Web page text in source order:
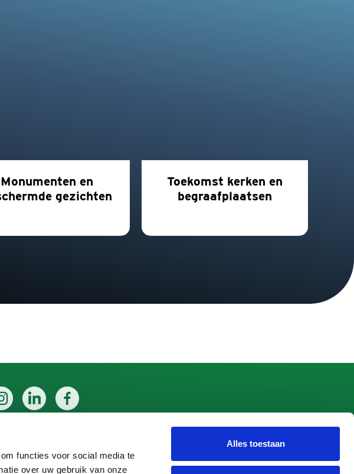
functies voor social media te
over uw gebruik van onze
Alles toestaan
Monumenten en
gezichten
Toekomst kerken en
begraafplaatsen
Ontdek Apeldoorn
Uit in Apeldoorn